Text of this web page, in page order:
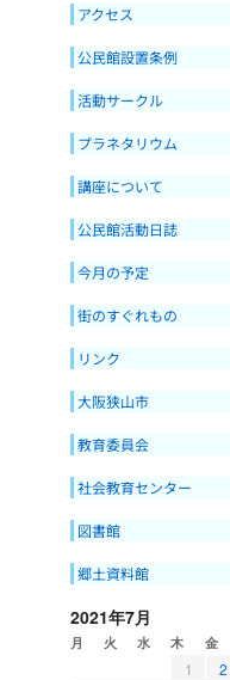
アクセス
公民館設置条例
活動サークル
プラネタリウム
講座について
公民館活動日誌
今月の予定
街のすぐれもの
リンク
大阪狭山市
教育委員会
社会教育センター
図書館
郷土資料館
2021年7月
月 火 水 木 金
1 2